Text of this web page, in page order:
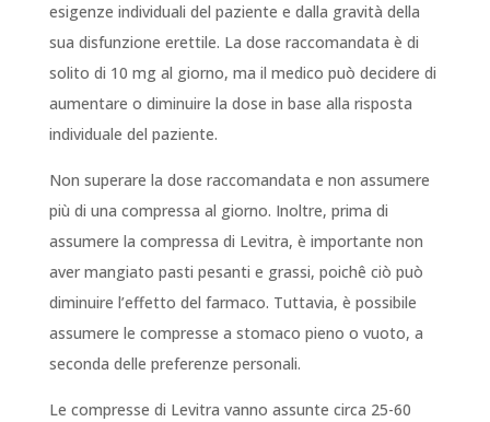
esigenze individuali del paziente e dalla gravità della
sua disfunzione erettile. La dose raccomandata è di
solito di 10 mg al giorno, ma il medico può decidere di
aumentare o diminuire la dose in base alla risposta
individuale del paziente.
Non superare la dose raccomandata e non assumere
più di una compressa al giorno. Inoltre, prima di
assumere la compressa di Levitra, è importante non
aver mangiato pasti pesanti e grassi, poichê ciò può
diminuire l’effetto del farmaco. Tuttavia, è possibile
assumere le compresse a stomaco pieno o vuoto, a
seconda delle preferenze personali.
Le compresse di Levitra vanno assunte circa 25-60